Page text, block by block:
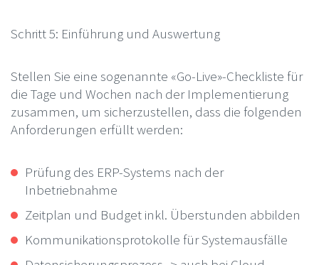
Schritt 5: Einführung und Auswertung
Stellen Sie eine sogenannte «Go-Live»-Checkliste für
die Tage und Wochen nach der Implementierung
zusammen, um sicherzustellen, dass die folgenden
Anforderungen erfüllt werden:
Prüfung des ERP-Systems nach der
Inbetriebnahme
Zeitplan und Budget inkl. Überstunden abbilden
Kommunikationsprotokolle für Systemausfälle